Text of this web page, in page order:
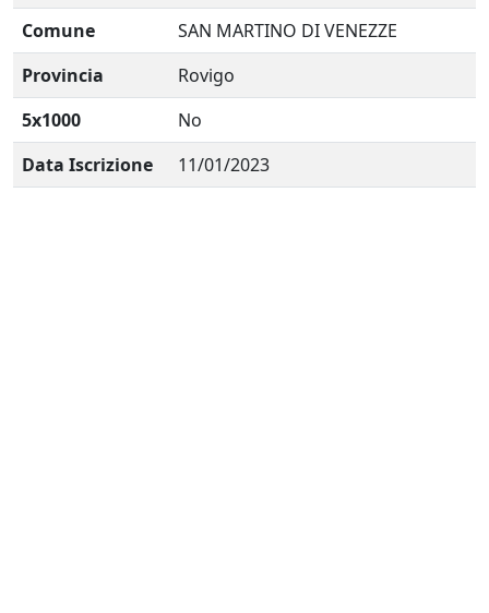
Comune
SAN MARTINO DI VENEZZE
Provincia
Rovigo
5x1000
No
Data Iscrizione
11/01/2023